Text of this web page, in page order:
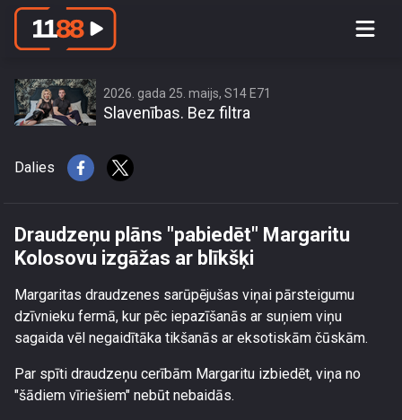
Draudzeņu plāns \"pabiedēt\"
2026. gada 25. maijs, S14 E71
Slavenības. Bez filtra
Dalies
Draudzeņu plāns "pabiedēt" Margaritu
Kolosovu izgāžas ar blīkšķi
Margaritas draudzenes sarūpējušas viņai pārsteigumu
dzīvnieku fermā, kur pēc iepazīšanās ar suņiem viņu
sagaida vēl negaidītāka tikšanās ar eksotiskām čūskām.
Par spīti draudzeņu cerībām Margaritu izbiedēt, viņa no
"šādiem vīriešiem" nebūt nebaidās.